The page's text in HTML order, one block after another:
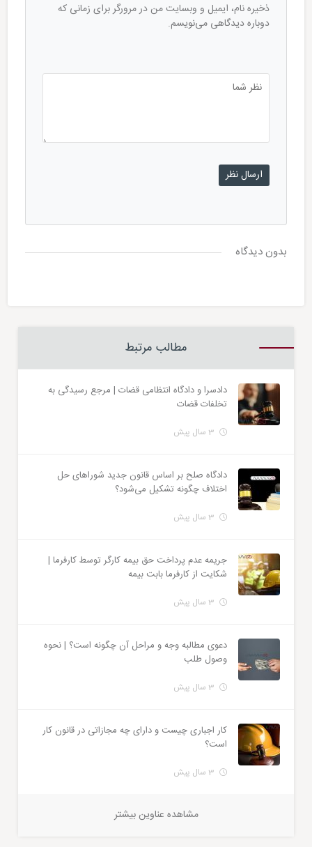
ذخیره نام، ایمیل و وبسایت من در مرورگر برای زمانی که
دوباره دیدگاهی می‌نویسم.
بدون دیدگاه
مطالب مرتبط
دادسرا و دادگاه انتظامی قضات | مرجع رسیدگی به
تخلفات قضات
3 سال پیش
دادگاه صلح بر اساس قانون جدید شوراهای حل
اختلاف چگونه تشکیل می‌شود؟
3 سال پیش
جریمه عدم پرداخت حق بیمه کارگر توسط کارفرما |
شکایت از کارفرما بابت بیمه
3 سال پیش
دعوی مطالبه وجه و مراحل آن چگونه است؟ | نحوه
وصول طلب
3 سال پیش
کار اجباری چیست و دارای چه مجازاتی در قانون کار
است؟
3 سال پیش
مشاهده عناوین بیشتر